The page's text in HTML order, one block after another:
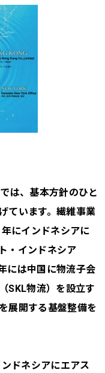
は、基本方針のひと
ています。繊維事業
にインドネシアに
・インドネシア
には中国に物流子会
SKL物流）を設立す
展開する基盤整備を
ドネシアにエアス